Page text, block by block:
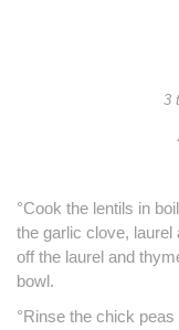
3
°Cook the lentils in
the garlic clove, laurel
off the laurel and
bowl.
°Rinse the chick